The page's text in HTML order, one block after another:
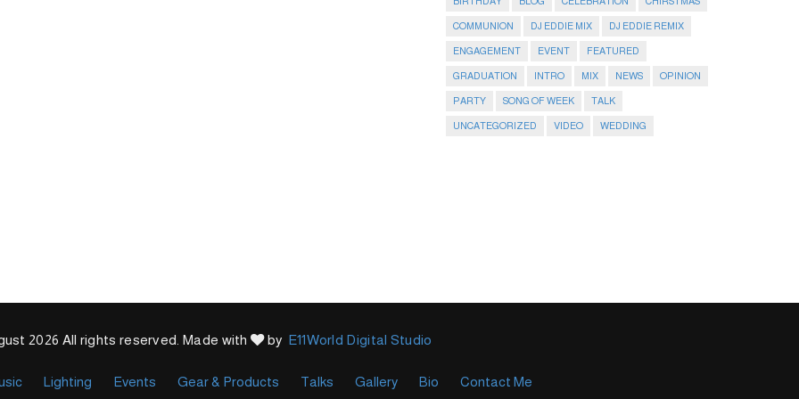
COMMUNION DJ EDDIE MIX DJ EDDIE REMIX
ENGAGEMENT EVENT FEATURED
GRADUATION INTRO MIX NEWS OPINION
PARTY SONG OF WEEK TALK
UNCATEGORIZED VIDEO WEDDING
2026 All rights reserved. Made with by E11World Digital Studio
Lighting Events Gear & Products Talks Gallery Bio Contact Me